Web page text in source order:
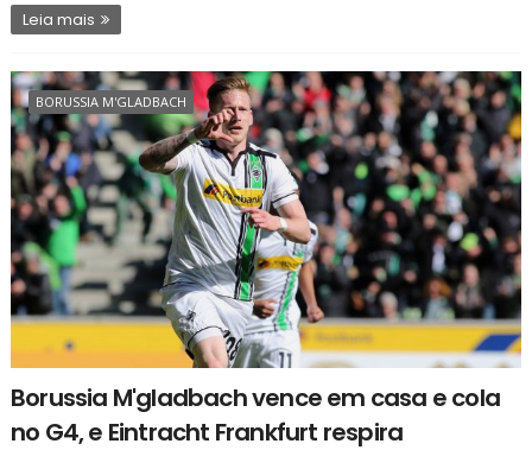
Leia mais
BORUSSIA M'GLADBACH
Borussia M'gladbach vence em casa e cola
no G4, e Eintracht Frankfurt respira